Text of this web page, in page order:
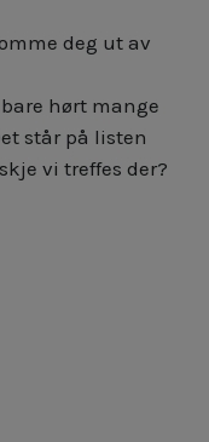
deg ut av
hørt mange
står på listen
vi treffes der?